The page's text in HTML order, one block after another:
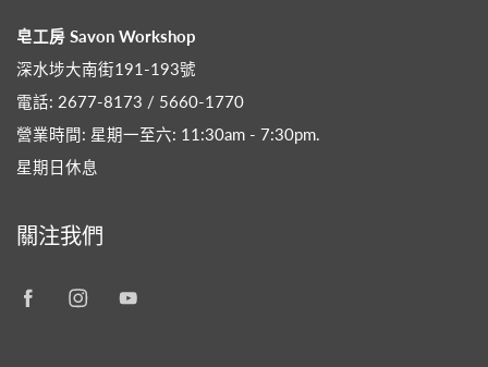
皂工房 Savon Workshop
深水埗大南街191-193號
電話: 2677-8173 / 5660-1770
營業時間: 星期一至六: 11:30am - 7:30pm​.
星期日休息
關注我們